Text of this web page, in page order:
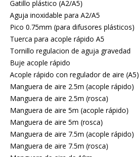
Gatillo plástico (A2/A5)
Aguja inoxidable para A2/A5
Pico 0.75mm (para difusores plásticos)
Tuerca para acople rápido A5
Tornillo regulacion de aguja gravedad
Buje acople rápido
Acople rápido con regulador de aire (A5)
Manguera de aire 2.5m (acople rápido)
Manguera de aire 2.5m (rosca)
Manguera de aire 5m (acople rápido)
Manguera de aire 5m (rosca)
Manguera de aire 7.5m (acople rápido)
Manguera de aire 7.5m (rosca)